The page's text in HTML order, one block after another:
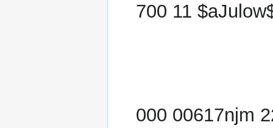
700 11
000 00617njm